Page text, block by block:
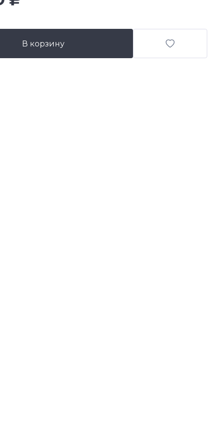
В корзину